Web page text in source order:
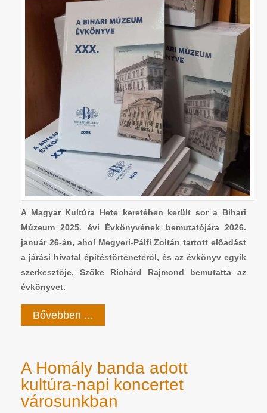
A Magyar Kultúra Hete keretében került sor a Bihari
Múzeum 2025. évi Évkönyvének bemutatójára 2026.
január 26-án, ahol Megyeri-Pálfi Zoltán tartott előadást
a járási hivatal építéstörténetéről, és az évkönyv egyik
szerkesztője, Szőke Richárd Rajmond bemutatta az
évkönyvet.
Bővebben ...
A Homály banda adott
kultúra-napi koncertet
városunkban